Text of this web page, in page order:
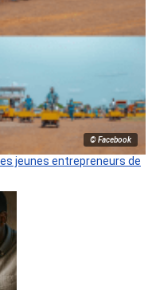
© Facebook
jeunes entrepreneurs de